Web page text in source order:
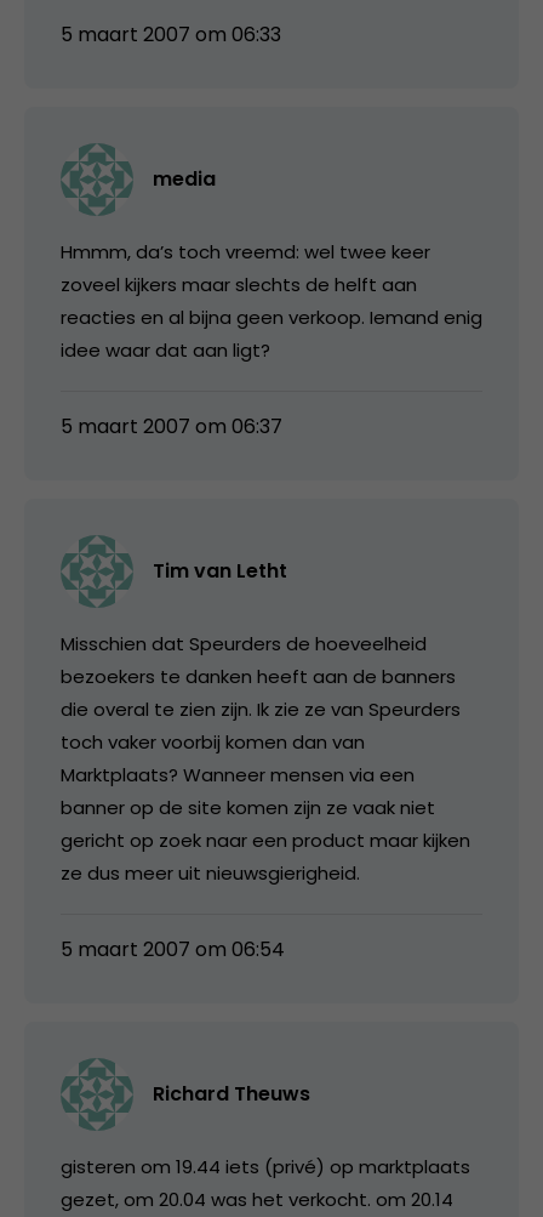
5 maart 2007 om 06:33
media
Hmmm, da’s toch vreemd: wel twee keer
zoveel kijkers maar slechts de helft aan
reacties en al bijna geen verkoop. Iemand enig
idee waar dat aan ligt?
5 maart 2007 om 06:37
Tim van Letht
Misschien dat Speurders de hoeveelheid
bezoekers te danken heeft aan de banners
die overal te zien zijn. Ik zie ze van Speurders
toch vaker voorbij komen dan van
Marktplaats? Wanneer mensen via een
banner op de site komen zijn ze vaak niet
gericht op zoek naar een product maar kijken
ze dus meer uit nieuwsgierigheid.
5 maart 2007 om 06:54
Richard Theuws
gisteren om 19.44 iets (privé) op marktplaats
gezet, om 20.04 was het verkocht. om 20.14